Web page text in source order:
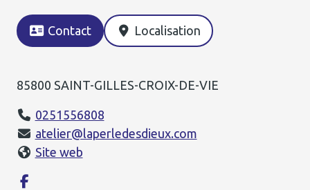
Contact Localisation
85800 SAINT-GILLES-CROIX-DE-VIE
0251556808
atelier@laperledesdieux.com
Site web